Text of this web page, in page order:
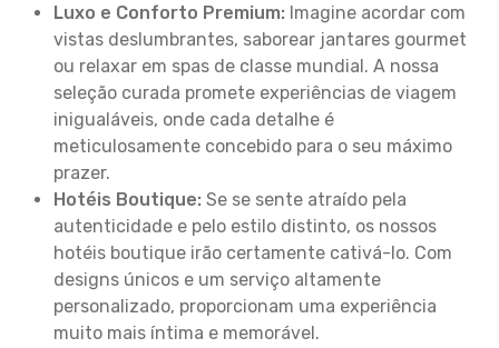
Luxo e Conforto Premium: Imagine acordar com
vistas deslumbrantes, saborear jantares gourmet
ou relaxar em spas de classe mundial. A nossa
seleção curada promete experiências de viagem
inigualáveis, onde cada detalhe é
meticulosamente concebido para o seu máximo
prazer.
Hotéis Boutique: Se se sente atraído pela
autenticidade e pelo estilo distinto, os nossos
hotéis boutique irão certamente cativá-lo. Com
designs únicos e um serviço altamente
personalizado, proporcionam uma experiência
muito mais íntima e memorável.